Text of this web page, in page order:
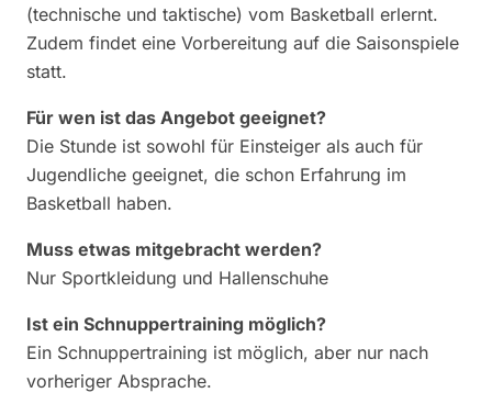
(technische und taktische) vom Basketball erlernt.
Zudem findet eine Vorbereitung auf die Saisonspiele
statt.
Für wen ist das Angebot geeignet?
Die Stunde ist sowohl für Einsteiger als auch für
Jugendliche geeignet, die schon Erfahrung im
Basketball haben.
Muss etwas mitgebracht werden?
Nur Sportkleidung und Hallenschuhe
Ist ein Schnuppertraining möglich?
Ein Schnuppertraining ist möglich, aber nur nach
vorheriger Absprache.